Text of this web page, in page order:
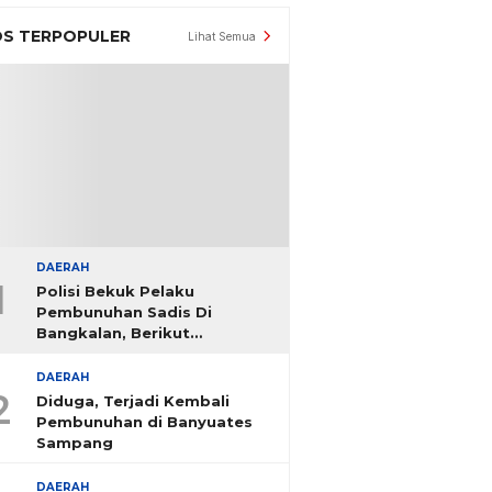
TERPOPULER Lihat Semua
DAERAH
Polisi Bekuk Pelaku
Pembunuhan Sadis Di
Bangkalan, Berikut
DAERAH
Diduga, Terjadi Kembali
Pembunuhan di Banyuates
Sampang
DAERAH